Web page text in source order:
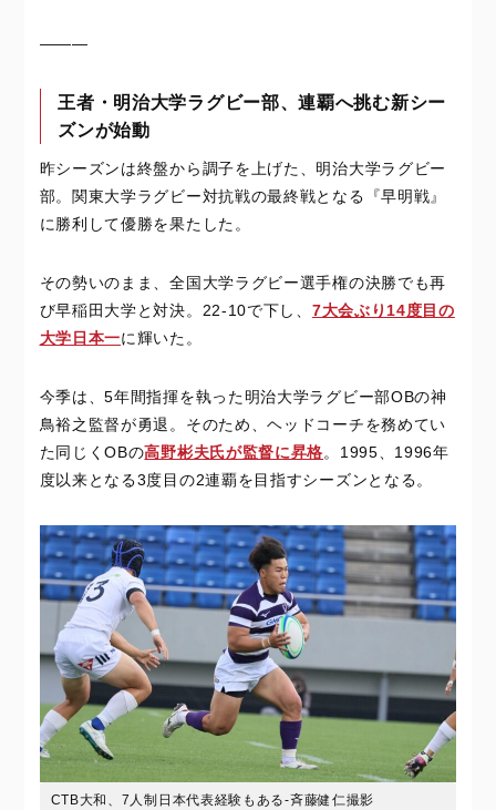
―――
王者・明治大学ラグビー部、連覇へ挑む新シー
ズンが始動
昨シーズンは終盤から調子を上げた、明治大学ラグビー
部。関東大学ラグビー対抗戦の最終戦となる『早明戦』
に勝利して優勝を果たした。
その勢いのまま、全国大学ラグビー選手権の決勝でも再
び早稲田大学と対決。22-10で下し、 7大会ぶり14度目の
大学日本一に輝いた。
今季は、5年間指揮を執った明治大学ラグビー部OBの神
鳥裕之監督が勇退。そのため、ヘッドコーチを務めてい
た同じくOBの高野彬夫氏が監督に昇格。1995、1996年
度以来となる3度目の2連覇を目指すシーズンとなる。
CTB大和、7人制日本代表経験もある‐斉藤健仁撮影